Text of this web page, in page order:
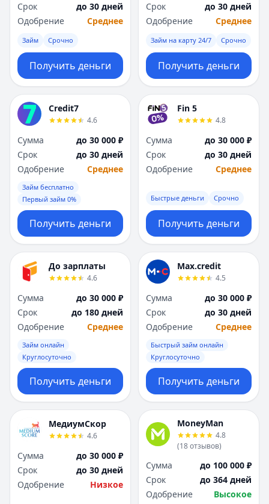
Срок
до 30 дней
Одобрение
Среднее
Займ Срочно
Получить деньги
Срок
до 30 дней
Одобрение
Среднее
Займ на карту 24/7 Срочно
Получить деньги
Credit7
4.6
Сумма
до 30 000 ₽
Срок
до 30 дней
Одобрение
Среднее
Займ бесплатно
Первый займ 0%
Получить деньги
Fin 5
4.8
Сумма
до 30 000 ₽
Срок
до 30 дней
Одобрение
Среднее
Быстрые деньги Срочно
Получить деньги
До зарплаты
4.6
Сумма
до 30 000 ₽
Срок
до 180 дней
Одобрение
Среднее
Займ онлайн
Круглосуточно
Получить деньги
Max.credit
4.5
Сумма
до 30 000 ₽
Срок
до 30 дней
Одобрение
Среднее
Быстрый займ онлайн
Круглосуточно
Получить деньги
МедиумСкор
4.6
Сумма
до 30 000 ₽
Срок
до 30 дней
Одобрение
Низкое
MoneyMan
4.8
(18отзывов)
Сумма
до 100 000 ₽
Срок
до 364 дней
Одобрение
Высокое